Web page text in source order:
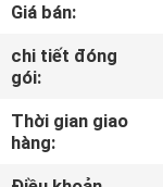
THAM
QUAN
NHÀ
MÁY
Giá bán:
chi tiết đóng
gói:
Thời gian giao
hàng: